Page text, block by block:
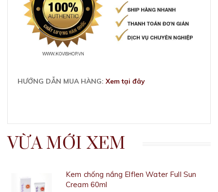
HƯỚNG DẪN MUA HÀNG: Xem tại đây
VỪA MỚI XEM
Kem chống nắng Elflen Water Full Sun
Cream 60ml